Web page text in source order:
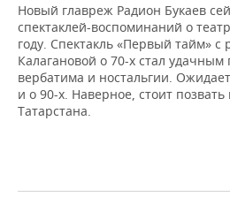
Новый главреж Радион Букаев
спектаклей-воспоминаний о
году. Спектакль «Первый тайм» с
Калагановой о 70-х стал
вербатима и ностальгии.
и о 90-х. Наверное, стоит
Татарстана.